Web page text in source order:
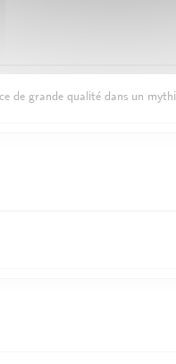
de grande qualité dans un